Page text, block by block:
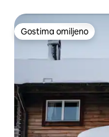
Gostima omiljeno
Gostima omiljeno